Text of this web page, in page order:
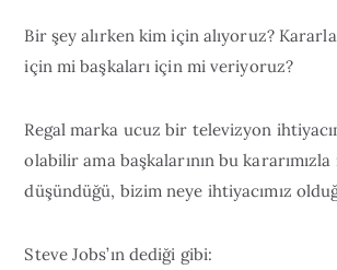
Bir şey alırken kim için alıyoruz?
için mi başkaları için mi veriyoruz?
Regal marka ucuz bir televizyon
olabilir ama başkalarının bu
düşündüğü, bizim neye ihtiyacımız
Steve Jobs’ın dediği gibi: